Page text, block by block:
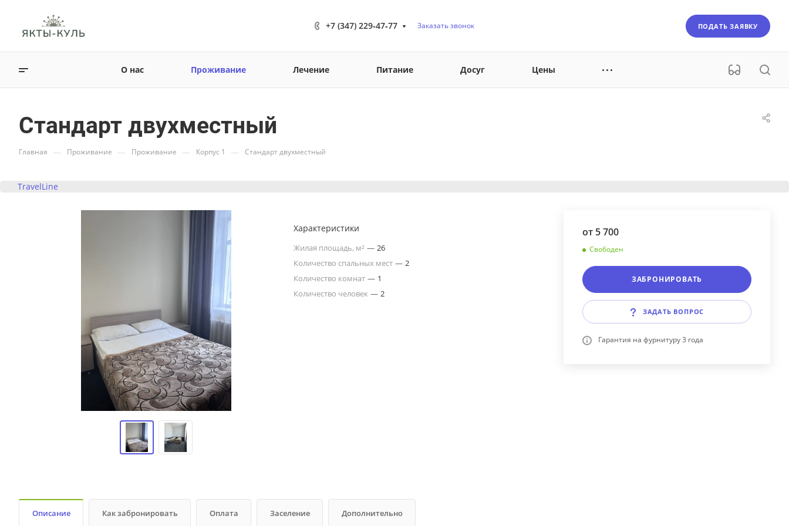
+7 (347) 229‑47‑77 Заказать звонок ПОДАТЬ ЗАЯВКУ
О нас Проживание Лечение Питание Досуг Цены
Стандарт двухместный
Главная — Проживание — Проживание — Корпус 1 — Стандарт двухместный
TravelLine
от 5 700
Свободен
ЗАБРОНИРОВАТЬ
ЗАДАТЬ ВОПРОС
Гарантия на фурнитуру 3 года
Характеристики
Жилая площадь, м² — 26
Количество спальных мест — 2
Количество комнат — 1
Количество человек — 2
Описание Как забронировать Оплата Заселение Дополнительно